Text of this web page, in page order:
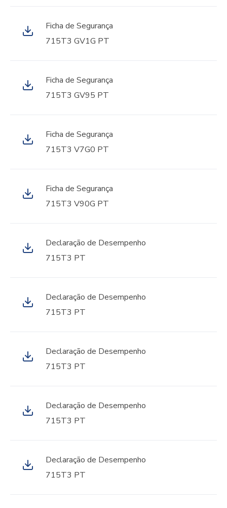
Ficha de Segurança
715T3 GV1G PT
Ficha de Segurança
715T3 GV95 PT
Ficha de Segurança
715T3 V7G0 PT
Ficha de Segurança
715T3 V90G PT
Declaração de Desempenho
715T3 PT
Declaração de Desempenho
715T3 PT
Declaração de Desempenho
715T3 PT
Declaração de Desempenho
715T3 PT
Declaração de Desempenho
715T3 PT